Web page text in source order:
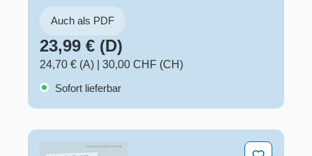
inklusiven Unterricht
Auch als PDF
23,99 € (D)
24,70 € (A)
30,00 CHF (CH)
Sofort lieferbar
Verschwörungstheorien erkennen, Fake News